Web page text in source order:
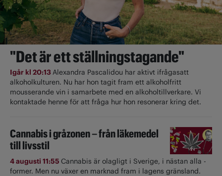
"Det är ett ställningstagande"
Igår kl 20:13Alexandra Pascalidou har aktivt ifrågasatt
alkoholkulturen. Nu har hon tagit fram ett alkoholfritt
mousserande vin i samarbete med en alkoholtillverkare. Vi
kontaktade henne för att fråga hur hon resonerar kring det.
Cannabis i gråzonen – från läkemedel
till livsstil
4 augusti 11:55 Cannabis är olagligt i ­Sverige, i nästan alla ­
former. Men nu växer en marknad fram i lagens gränsland.